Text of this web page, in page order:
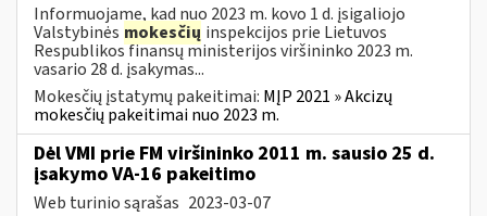
Informuojame, kad nuo 2023 m. kovo 1 d. įsigaliojo
Valstybinės mokesčių inspekcijos prie Lietuvos
Respublikos finansų ministerijos viršininko 2023 m.
vasario 28 d. įsakymas...
Mokesčių įstatymų pakeitimai: MĮP 2021 » Akcizų
mokesčių pakeitimai nuo 2023 m.
Dėl VMI prie FM viršininko 2011 m. sausio 25 d.
įsakymo VA-16 pakeitimo
Web turinio sąrašas 2023-03-07